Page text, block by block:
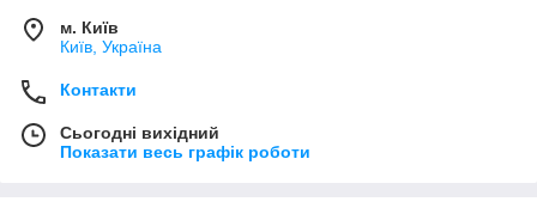
м. Київ
Київ, Україна
Контакти
Сьогодні вихідний
Показати весь графік роботи